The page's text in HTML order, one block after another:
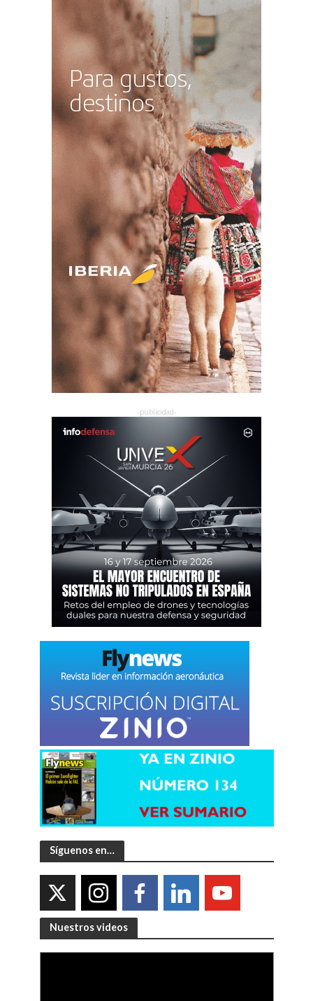
Síguenos en…
Nuestros videos